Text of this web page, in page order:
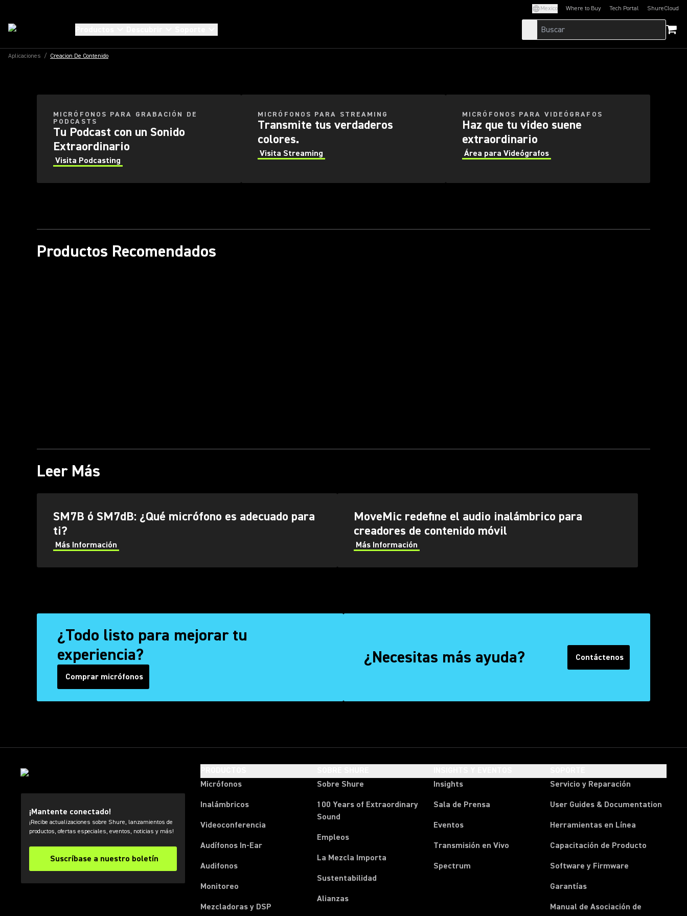
Mexico Where to Buy Tech Portal
(Opens in a new tab)ShureCloud
(Opens in a new
Aplicaciones / Creacion De Contenido
UN MICRÓFONO
Micrófonos para Grabación de Podcasts Micrófonos para Streaming
MICRÓFONOS PARA GRABACIÓN DE
PODCASTS
Tu Podcast con un Sonido
Extraordinario
Visita Podcasting
MICRÓFONOS PARA STREAMING
Transmite tus verdaderos
colores.
Visita Streaming
MICRÓFONOS PARA VIDEÓGRAFOS
Haz que tu video suene
extraordinario
Área para Videógrafos
Productos Recomendados
Leer Más
SM7B ó SM7dB: ¿Qué micrófono es adecuado para
ti?
Más Información
MoveMic redefine el audio inalámbrico para
creadores de contenido móvil
Más Información
¿Todo listo para mejorar tu
experiencia?
Comprar micrófonos
¿Necesitas más ayuda? Contáctenos
(Opens in a new tab)
¡Mantente conectado!
¡Recibe actualizaciones sobre Shure, lanzamientos de
productos, ofertas especiales, eventos, noticias y más!
Suscríbase a nuestro boletín
Micrófonos
Inalámbricos
Videoconferencia
Audífonos In-Ear
Audifonos
Monitoreo
Mezcladoras y DSP
Sobre Shure
100 Years of Extraordinary
Sound
Empleos
La Mezcla Importa
Sustentabilidad
Alianzas
Insights
Sala de Prensa
Eventos
Transmisión en Vivo
Spectrum
Servicio y Reparación
User Guides & Documentation
Herramientas en Línea
Capacitación de Producto
Software y Firmware
Garantías
Manual de Asociación de